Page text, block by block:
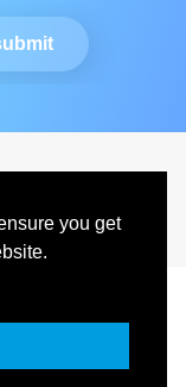
you get
All Right Reserved